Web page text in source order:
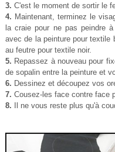
3. C'est le moment de sortir le
4. Maintenant, terminez le
la craie pour ne pas peindre
avec de la peinture pour textile
au feutre pour textile noir.
5. Repassez à nouveau pour
de sopalin entre la peinture et
6. Dessinez et découpez vos
7. Cousez-les face contre face
8. Il ne vous reste plus qu'à